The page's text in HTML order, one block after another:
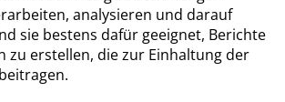
analysieren und darauf
sie bestens dafür geeignet, Berichte
zu erstellen, die zur Einhaltung der